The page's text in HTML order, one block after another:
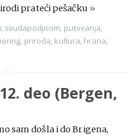
prateći pešačku »
, svudapodjicom, putovanja,
, priroda, kultura, hrana,
deo (Bergen,
sam došla i do Brigena,